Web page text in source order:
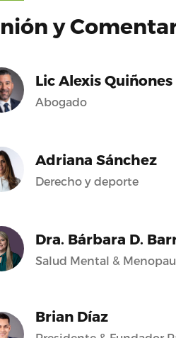
y
Lic Alexis Quiñones
Abogado
Adriana Sánchez
Derecho y deporte
Dra. Bárbara D.
Salud Mental &
Brian Díaz